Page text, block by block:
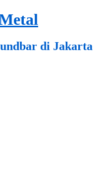
di Jakarta